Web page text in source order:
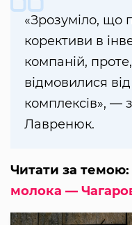
«Зрозуміло, що
корективи в
компаній,
відмовилися
комплексів», —
Лавренюк.
Читати за темою:
молока —